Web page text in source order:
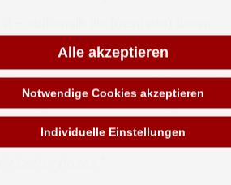
– außerhalb der (mentalen) Boxen
leider vergessen, aus welchem). Dort
Ergebnissen eines Auftrags
better boxes.”
Alle akzeptieren
Notwendige Cookies akzeptieren
Individuelle Einstellungen